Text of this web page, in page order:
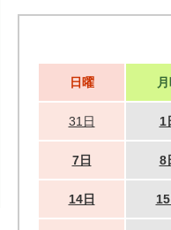
日曜
31日 1
7日 8
14日